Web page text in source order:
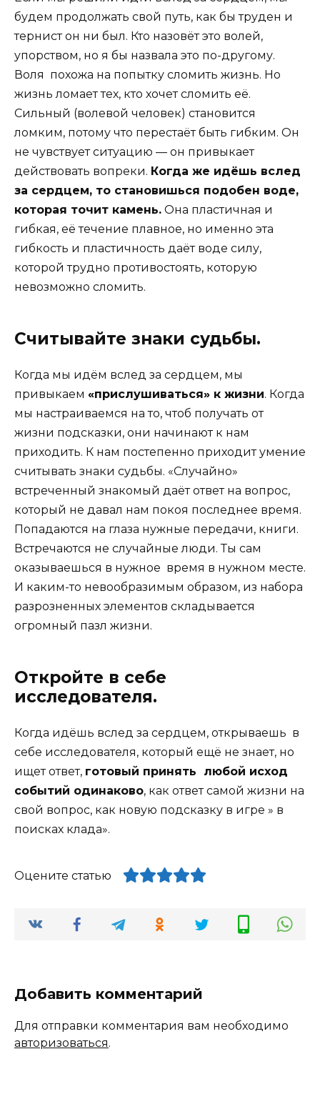
будем продолжать свой путь, как бы труден и
тернист он ни был. Кто назовёт это волей,
упорством, но я бы назвала это по-другому.
Воля похожа на попытку сломить жизнь. Но
жизнь ломает тех, кто хочет сломить её.
Сильный (волевой человек) становится
ломким, потому что перестаёт быть гибким. Он
не чувствует ситуацию — он привыкает
действовать вопреки. Когда же идёшь вслед
за сердцем, то становишься подобен воде,
которая точит камень. Она пластичная и
гибкая, её течение плавное, но именно эта
гибкость и пластичность даёт воде силу,
которой трудно противостоять, которую
невозможно сломить.
Считывайте знаки судьбы.
Когда мы идём вслед за сердцем, мы
привыкаем «прислушиваться» к жизни. Когда
мы настраиваемся на то, чтоб получать от
жизни подсказки, они начинают к нам
приходить. К нам постепенно приходит умение
считывать знаки судьбы. «Случайно»
встреченный знакомый даёт ответ на вопрос,
который не давал нам покоя последнее время.
Попадаются на глаза нужные передачи, книги.
Встречаются не случайные люди. Ты сам
оказываешься в нужное время в нужном месте.
И каким-то невообразимым образом, из набора
разрозненных элементов складывается
огромный пазл жизни.
Откройте в себе
исследователя.
Когда идёшь вслед за сердцем, открываешь в
себе исследователя, который ещё не знает, но
ищет ответ, готовый принять любой исход
событий одинаково, как ответ самой жизни на
свой вопрос, как новую подсказку в игре » в
поисках клада».
Оцените статью
Добавить комментарий
Для отправки комментария вам необходимо
авторизоваться.